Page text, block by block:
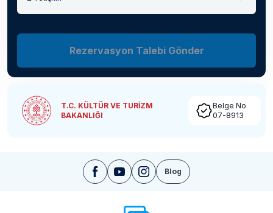
Rezervasyon Talebi Gönder
T.C. KÜLTÜR VE TURİZM
BAKANLIĞI
Belge No
07-8913
Blog